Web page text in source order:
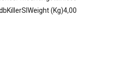
(Kg)4,00